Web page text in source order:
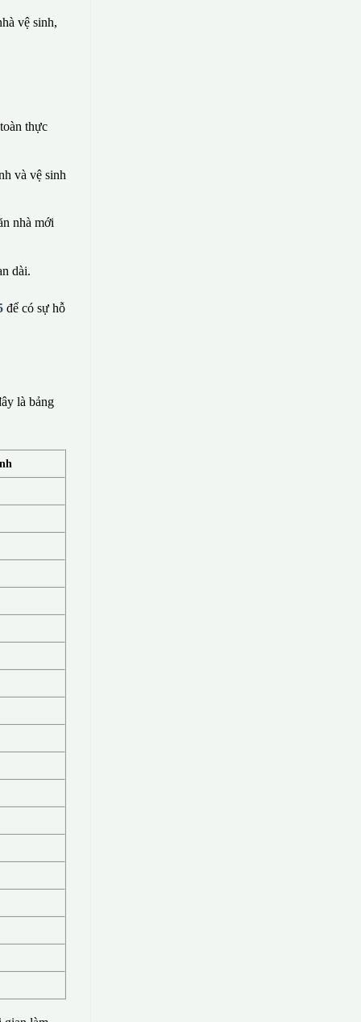
vệ sinh,
thực
và vệ sinh
nhà mới
dài.
để có sự hỗ
là bảng